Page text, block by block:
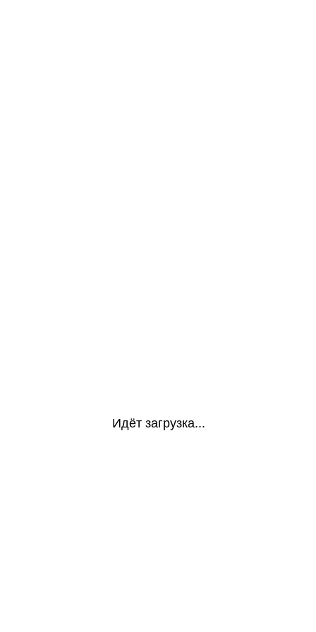
Идёт загрузка...